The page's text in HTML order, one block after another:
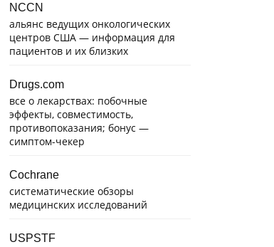
NCCN
альянс ведущих онкологических
центров США — информация для
пациентов и их близких
Drugs.com
все о лекарствах: побочные
эффекты, совместимость,
противопоказания; бонус —
симптом-чекер
Cochrane
систематические обзоры
медицинских исследований
USPSTF